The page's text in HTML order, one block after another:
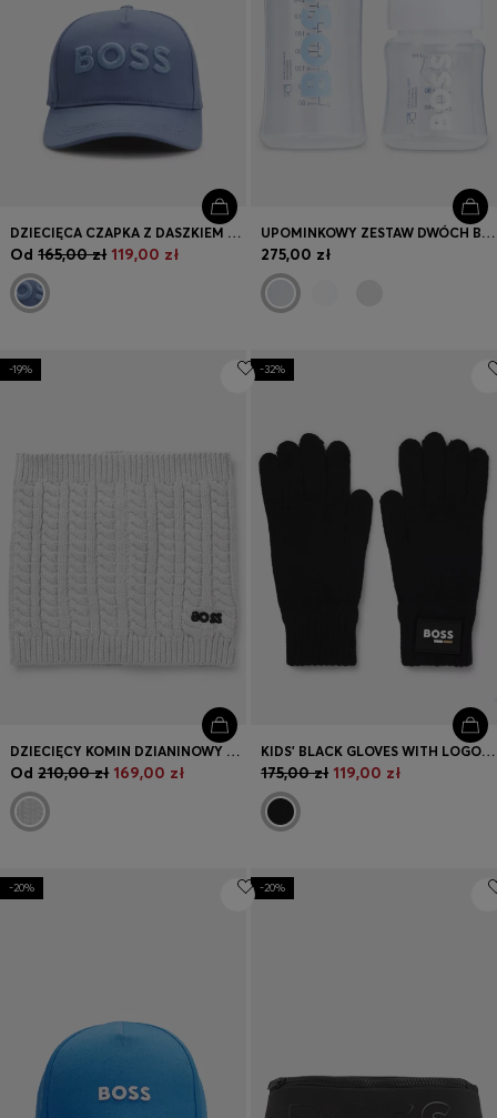
DZIECIĘCA CZAPKA Z DASZKIEM Z BAWEŁNIANEGO DIAGONALU Z WYSZYWANYM LOGO
Od 165,00 zł 119,00 zł
UPOMINKOWY ZESTAW DWÓCH BUTELEK NIEMOWLĘCYCH BEZ BPA
275,00 zł
-19%
DZIECIĘCY KOMIN DZIANINOWY O WARKOCZOWEJ STRUKTURZE Z WYSZYWANYM LOGO
Od 210,00 zł 169,00 zł
-32%
KIDS' BLACK GLOVES WITH LOGO DETAIL
175,00 zł 119,00 zł
-20% -20%